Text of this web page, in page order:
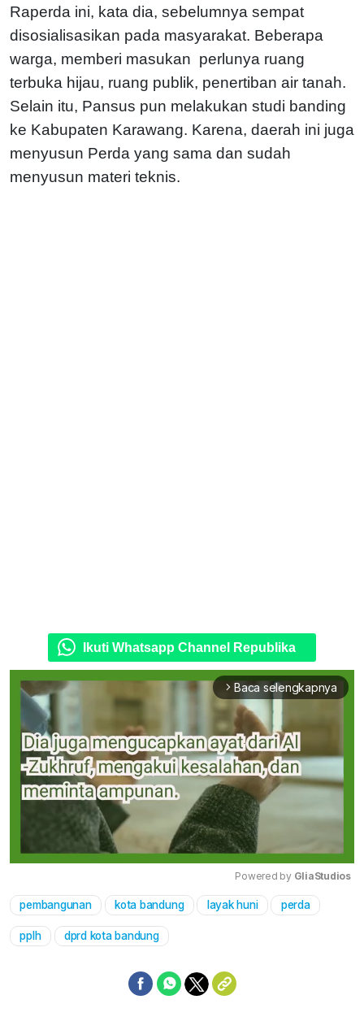
Raperda ini, kata dia, sebelumnya sempat
disosialisasikan pada masyarakat. Beberapa
warga, memberi masukan perlunya ruang
terbuka hijau, ruang publik, penertiban air tanah.
Selain itu, Pansus pun melakukan studi banding
ke Kabupaten Karawang. Karena, daerah ini juga
menyusun Perda yang sama dan sudah
menyusun materi teknis.
Ikuti Whatsapp Channel Republika
arrow_forward_ios Baca selengkapnya
Mute
Powered by GliaStudios
pembangunan kota bandung layak huni perda
pplh dprd kota bandung